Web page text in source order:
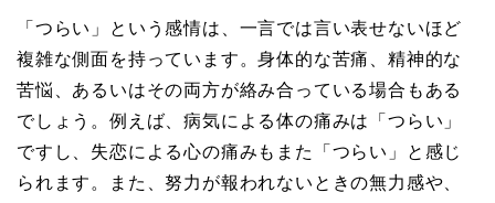
「つらい」という感情は、一言では言い表せないほど
複雑な側面を持っています。身体的な苦痛、精神的な
苦悩、あるいはその両方が絡み合っている場合もある
でしょう。例えば、病気による体の痛みは「つらい」
ですし、失恋による心の痛みもまた「つらい」と感じ
られます。また、努力が報われないときの無力感や、